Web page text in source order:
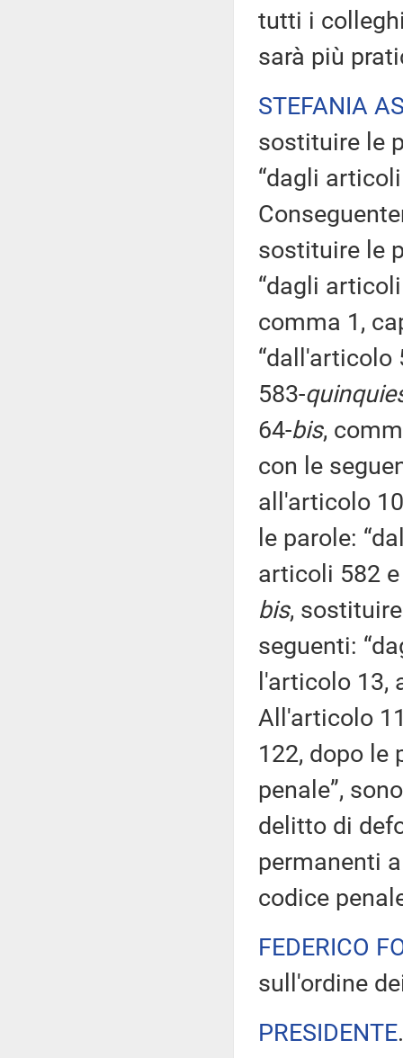
tutti i
sarà più
STEFANIA
sostituire le
“dagli
sostituire le
“dagli
comma 1,
“dall'articolo
583-
64-bis,
con le
all'articolo
le parole:
articoli 582
bis,
seguenti:
l'articolo 13,
All'articolo
122, dopo le
penale”,
delitto di
permanenti
codice
FEDERICO
sull'ordine
PRESIDENTE